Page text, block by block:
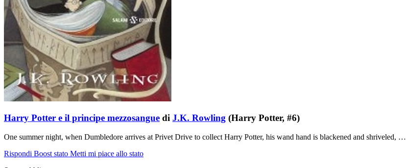
Harry Potter e il principe mezzosangue di J.K. Rowling (Harry Potter, #6)
One summer night, when Dumbledore arrives at Privet Drive to collect Harry Potter, his wand hand is blackened and shriveled, …
Rispondi Boost stato Metti mi piace allo stato